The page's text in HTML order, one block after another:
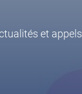
et appels